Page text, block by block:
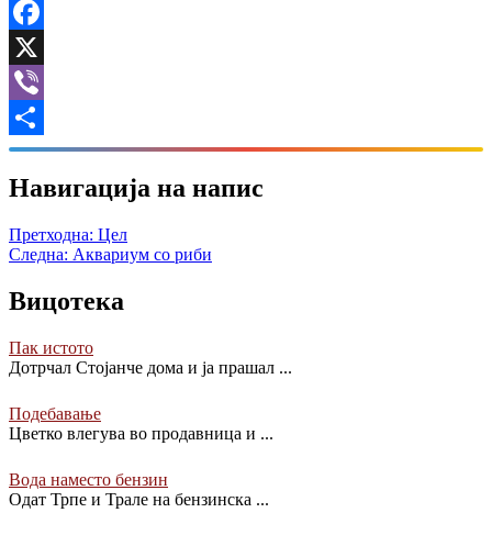
Facebook
X
Viber
Share
Навигација на напис
Претходна: Цел
Следна: Аквариум со риби
Вицотека
Пак истото
Дотрчал Стојанче дома и ја прашал ...
Подебавање
Цветко влегува во продавница и ...
Вода наместо бензин
Одат Трпе и Трале на бензинска ...